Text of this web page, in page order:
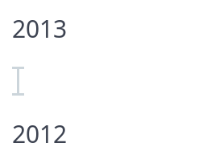
2013
2012